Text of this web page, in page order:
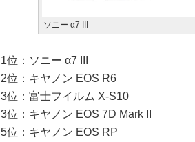
ソニー α7 III
1位：ソニー α7 III
2位：キヤノン EOS R6
3位：富士フイルム X-S10
3位：キヤノン EOS 7D Mark II
5位：キヤノン EOS RP